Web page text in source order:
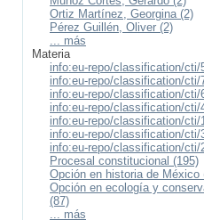
Ortiz Martínez, Georgina (2)
Pérez Guillén, Oliver (2)
... más
Materia
info:eu-repo/classification/cti/
info:eu-repo/classification/cti/
info:eu-repo/classification/cti/
info:eu-repo/classification/cti/
info:eu-repo/classification/cti/
info:eu-repo/classification/cti/
info:eu-repo/classification/cti/
Procesal constitucional (195)
Opción en historia de México
Opción en ecología y
(87)
... más